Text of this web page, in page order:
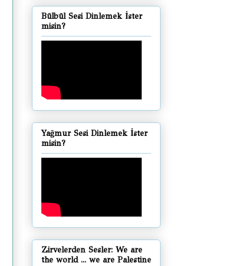
Bülbül Sesi Dinlemek İster
misin?
Yağmur Sesi Dinlemek İster
misin?
Zirvelerden Sesler: We are
the world ... we are Palestine